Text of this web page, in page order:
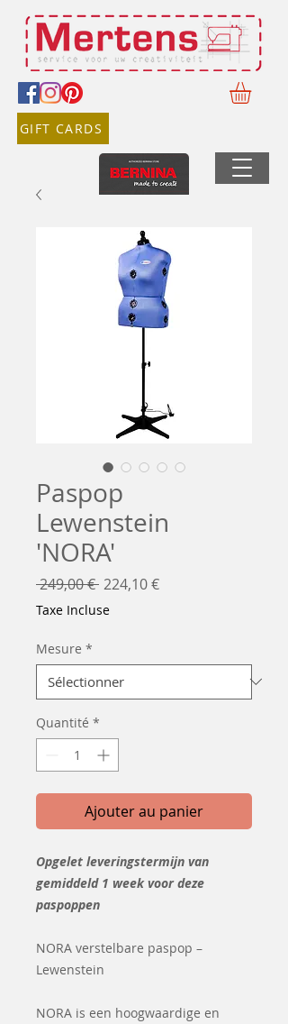
GIFT CARDS
Paspop
Lewenstein
'NORA'
249,00 € Prix
original
224,10 €Prix
Taxe Incluse
Mesure *
Quantité *
Ajouter au panier
Opgelet leveringstermijn van
gemiddeld 1 week voor deze
paspoppen
NORA verstelbare paspop –
Lewenstein
NORA is een hoogwaardige en